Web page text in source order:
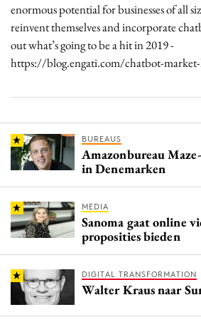
enormous potential for businesses of all
reinvent themselves and incorporate
out what’s going to be a hit in 2019 -
https://blog.engati.com/chatbot-market-
BUREAUS
Amazonbureau
in Denemarken
MEDIA
Sanoma gaat online
proposities bieden
DIGITAL TRANSFORMATION
Walter Kraus naar